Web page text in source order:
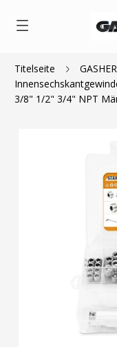
Titelseite
3/8" 1/2" 3/4" NPT
$23.99